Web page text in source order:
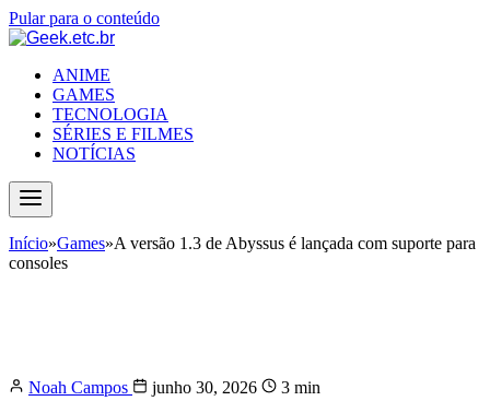
Pular para o conteúdo
ANIME
GAMES
TECNOLOGIA
SÉRIES E FILMES
NOTÍCIAS
Início»Games»A versão 1.3 de Abyssus é lançada com suporte para
consoles
Noah Campos junho 30, 2026
3 min